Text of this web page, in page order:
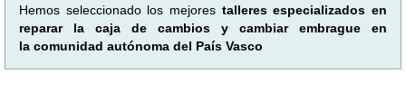
Hemos seleccionado los mejores talleres especializados en
reparar la caja de cambios y cambiar embrague en
la comunidad autónoma del País Vasco